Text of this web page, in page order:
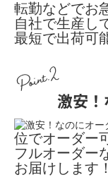
転勤などでお
自社で生産し
最短で出荷可
Point.2
激安！
位でオーダー
フルオーダー
お届けします！